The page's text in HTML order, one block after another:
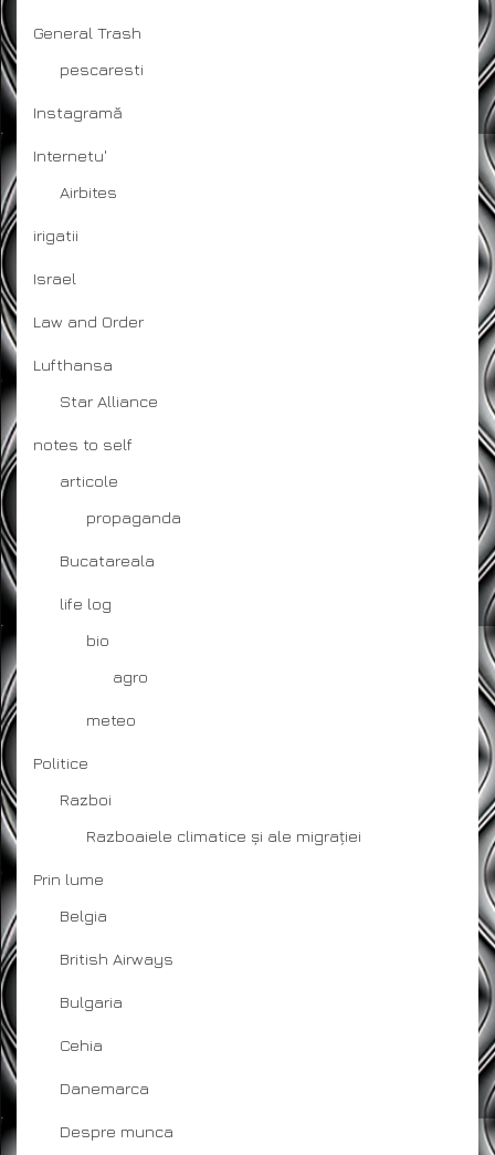
General Trash
pescaresti
Instagramă
Internetu'
Airbites
irigatii
Israel
Law and Order
Lufthansa
Star Alliance
notes to self
articole
propaganda
Bucatareala
life log
bio
agro
meteo
Politice
Razboi
Razboaiele climatice și ale migrației
Prin lume
Belgia
British Airways
Bulgaria
Cehia
Danemarca
Despre munca